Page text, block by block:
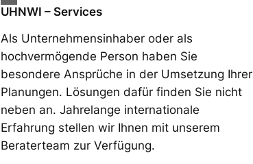
UHNWI – Services
Als Unternehmensinhaber oder als
hochvermögende Person haben Sie
besondere Ansprüche in der Umsetzung Ihrer
Planungen. Lösungen dafür finden Sie nicht
neben an. Jahrelange internationale
Erfahrung stellen wir Ihnen mit unserem
Beraterteam zur Verfügung.